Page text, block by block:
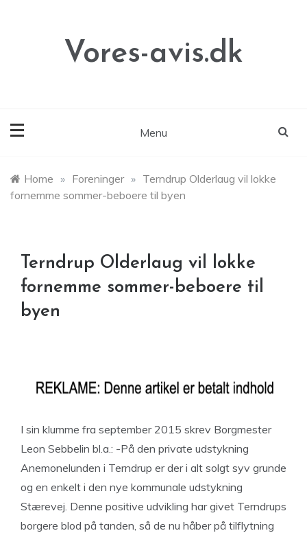
Vores-avis.dk
Menu
Home » Foreninger » Terndrup Olderlaug vil lokke
fornemme sommer-beboere til byen
Terndrup Olderlaug vil lokke
fornemme sommer-beboere til
byen
I sin klumme fra september 2015 skrev Borgmester
Leon Sebbelin bl.a.: -På den private udstykning
Anemonelunden i Terndrup er der i alt solgt syv grunde
og en enkelt i den nye kommunale udstykning
Stærevej. Denne positive udvikling har givet Terndrups
borgere blod på tanden, så de nu håber på tilflytning